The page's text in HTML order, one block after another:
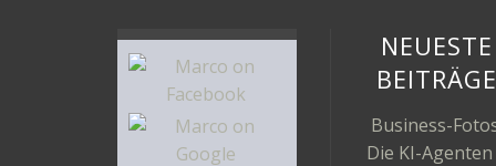
NEUESTE
BEITRÄGE
Business-
Die KI-Agenten